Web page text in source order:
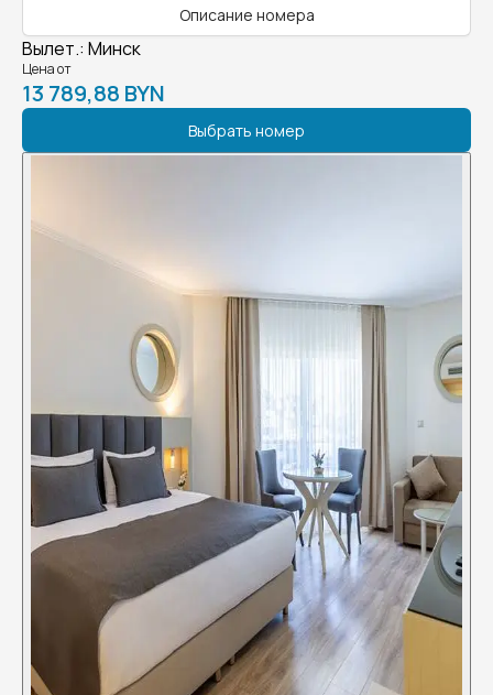
Описание номера
Вылет.: Минск
Цена от
13 789,88 BYN
Выбрать номер